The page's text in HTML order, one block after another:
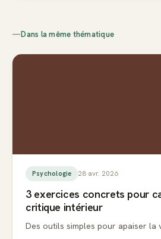
—Dans la même thématique
Psychologie 28 avr. 2026
3 exercices concrets pour
critique intérieur
Des outils simples pour apaiser la